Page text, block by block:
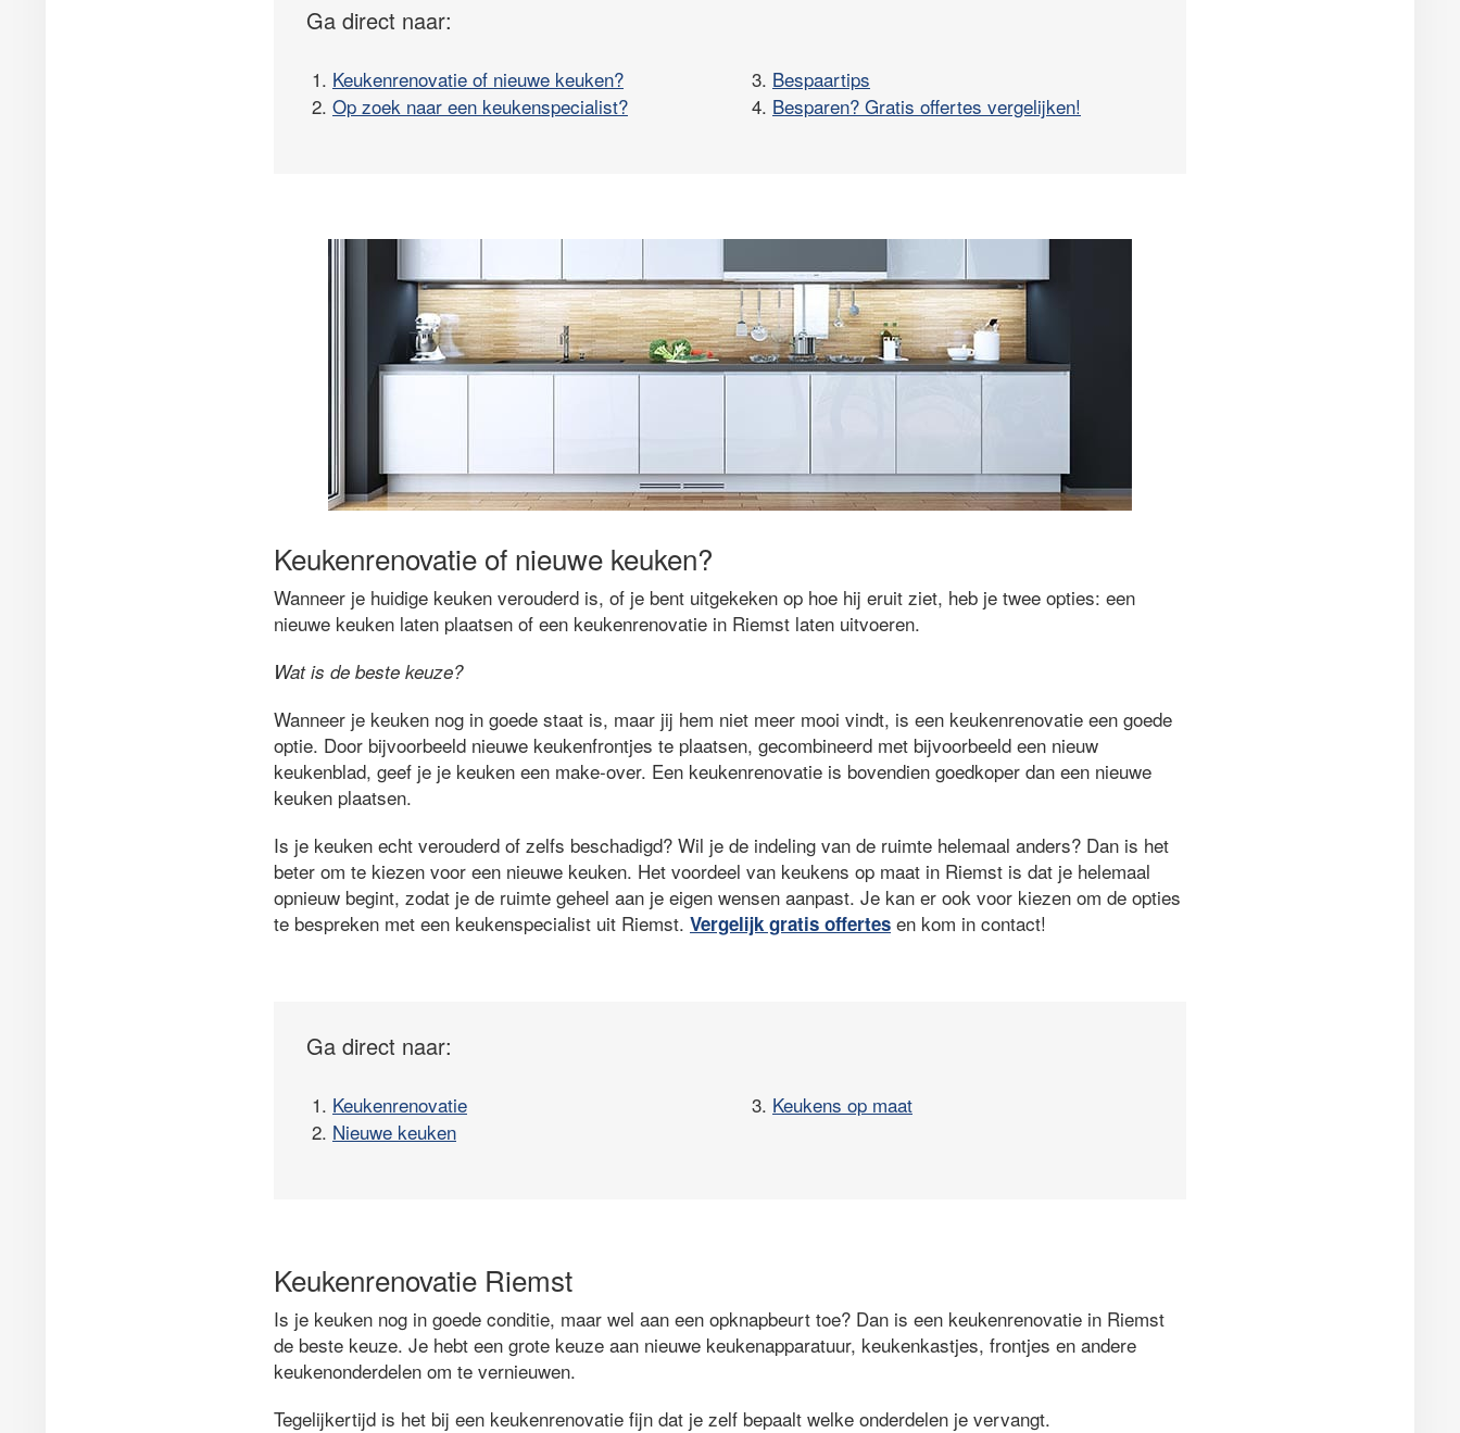
Ga direct naar:
1. Keukenrenovatie of nieuwe keuken?
2. Op zoek naar een keukenspecialist?
3. Bespaartips
4. Besparen? Gratis offertes vergelijken!
Keukenrenovatie of nieuwe keuken?
Wanneer je huidige keuken verouderd is, of je bent uitgekeken op hoe hij eruit ziet, heb je twee opties: een
nieuwe keuken laten plaatsen of een keukenrenovatie in Riemst laten uitvoeren.
Wat is de beste keuze?
Wanneer je keuken nog in goede staat is, maar jij hem niet meer mooi vindt, is een keukenrenovatie een goede
optie. Door bijvoorbeeld nieuwe keukenfrontjes te plaatsen, gecombineerd met bijvoorbeeld een nieuw
keukenblad, geef je je keuken een make-over. Een keukenrenovatie is bovendien goedkoper dan een nieuwe
keuken plaatsen.
Is je keuken echt verouderd of zelfs beschadigd? Wil je de indeling van de ruimte helemaal anders? Dan is het
beter om te kiezen voor een nieuwe keuken. Het voordeel van keukens op maat in Riemst is dat je helemaal
opnieuw begint, zodat je de ruimte geheel aan je eigen wensen aanpast. Je kan er ook voor kiezen om de opties
te bespreken met een keukenspecialist uit Riemst. Vergelijk gratis offertes en kom in contact!
Ga direct naar:
1. Keukenrenovatie
2. Nieuwe keuken
3. Keukens op maat
Keukenrenovatie Riemst
Is je keuken nog in goede conditie, maar wel aan een opknapbeurt toe? Dan is een keukenrenovatie in Riemst
de beste keuze. Je hebt een grote keuze aan nieuwe keukenapparatuur, keukenkastjes, frontjes en andere
keukenonderdelen om te vernieuwen.
Tegelijkertijd is het bij een keukenrenovatie fijn dat je zelf bepaalt welke onderdelen je vervangt.